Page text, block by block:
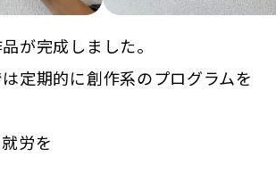
が完成しました。
定期的に創作系のプログラムを
労を